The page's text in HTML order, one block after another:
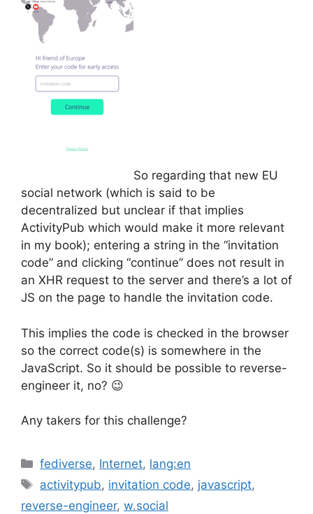
So regarding that new EU
social network (which is said to be
decentralized but unclear if that implies
ActivityPub which would make it more relevant
in my book); entering a string in the “invitation
code” and clicking “continue” does not result in
an XHR request to the server and there’s a lot of
JS on the page to handle the invitation code.
This implies the code is checked in the browser
so the correct code(s) is somewhere in the
JavaScript. So it should be possible to reverse-
engineer it, no? 😉
Any takers for this challenge?
Categories
fediverse, Internet, lang:en
Tags
activitypub, invitation code, javascript,
reverse-engineer, w.social